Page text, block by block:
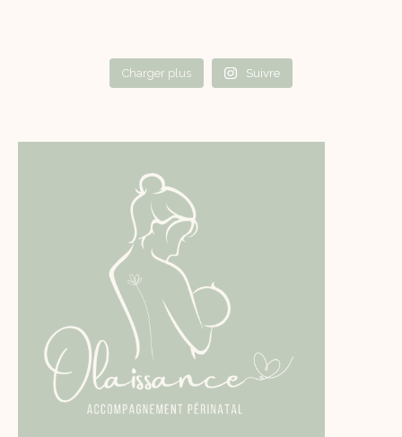
Charger plus Suivre